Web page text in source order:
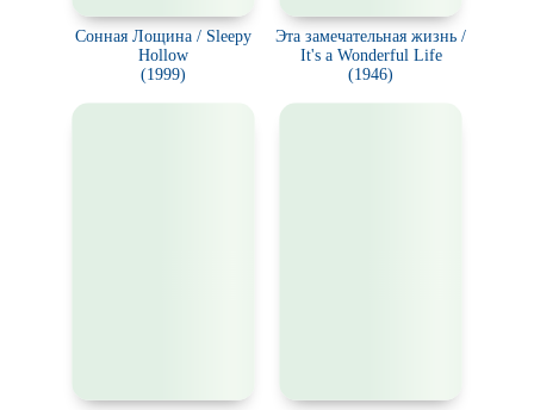
Сонная Лощина / Sleepy
Hollow
(1999)
Эта замечательная жизнь /
It's a Wonderful Life
(1946)